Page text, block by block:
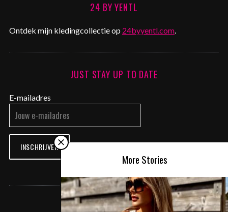
More Stories
24 BY YENTL
Ontdek mijn kledingcollectie op 24byyentl.com.
JUST STAY UP TO DATE
E-mailadres
INSCHRIJVEN
CONTACT ME